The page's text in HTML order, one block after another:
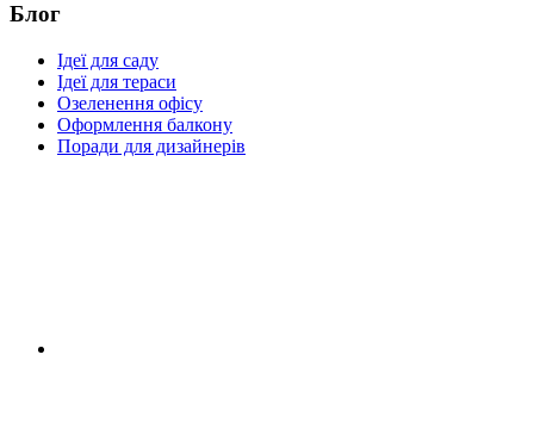
Блог
Ідеї для саду
Ідеї для тераси
Озеленення офісу
Оформлення балкону
Поради для дизайнерів